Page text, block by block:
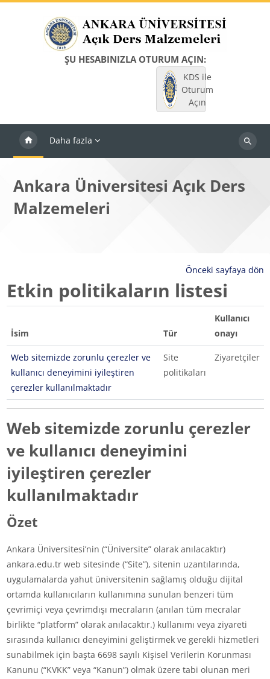
ŞU HESABINIZLA OTURUM AÇIN:
KDS ile
Oturum
Açın
Daha fazla
Dersleri
Ankara Üniversitesi Açık Ders
Malzemeleri
Önceki sayfaya dön
Etkin politikaların listesi
İsim Tür
Kullanıcı
onayı
Web sitemizde zorunlu çerezler ve
kullanıcı deneyimini iyileştiren
çerezler kullanılmaktadır
Site
politikaları
Ziyaretçiler
Web sitemizde zorunlu çerezler
ve kullanıcı deneyimini
iyileştiren çerezler
kullanılmaktadır
Özet
Ankara Üniversitesi’nin (“Üniversite” olarak anılacaktır)
ankara.edu.tr web sitesinde (“Site”), sitenin uzantılarında,
uygulamalarda yahut üniversitenin sağlamış olduğu dijital
ortamda kullanıcıların kullanımına sunulan benzeri tüm
çevrimiçi veya çevrimdışı mecraların (anılan tüm mecralar
birlikte “platform” olarak anılacaktır.) kullanımı veya ziyareti
sırasında kullanıcı deneyimini geliştirmek ve gerekli hizmetleri
sunabilmek için başta 6698 sayılı Kişisel Verilerin Korunması
Kanunu (“KVKK” veya “Kanun”) olmak üzere tabi olunan meri